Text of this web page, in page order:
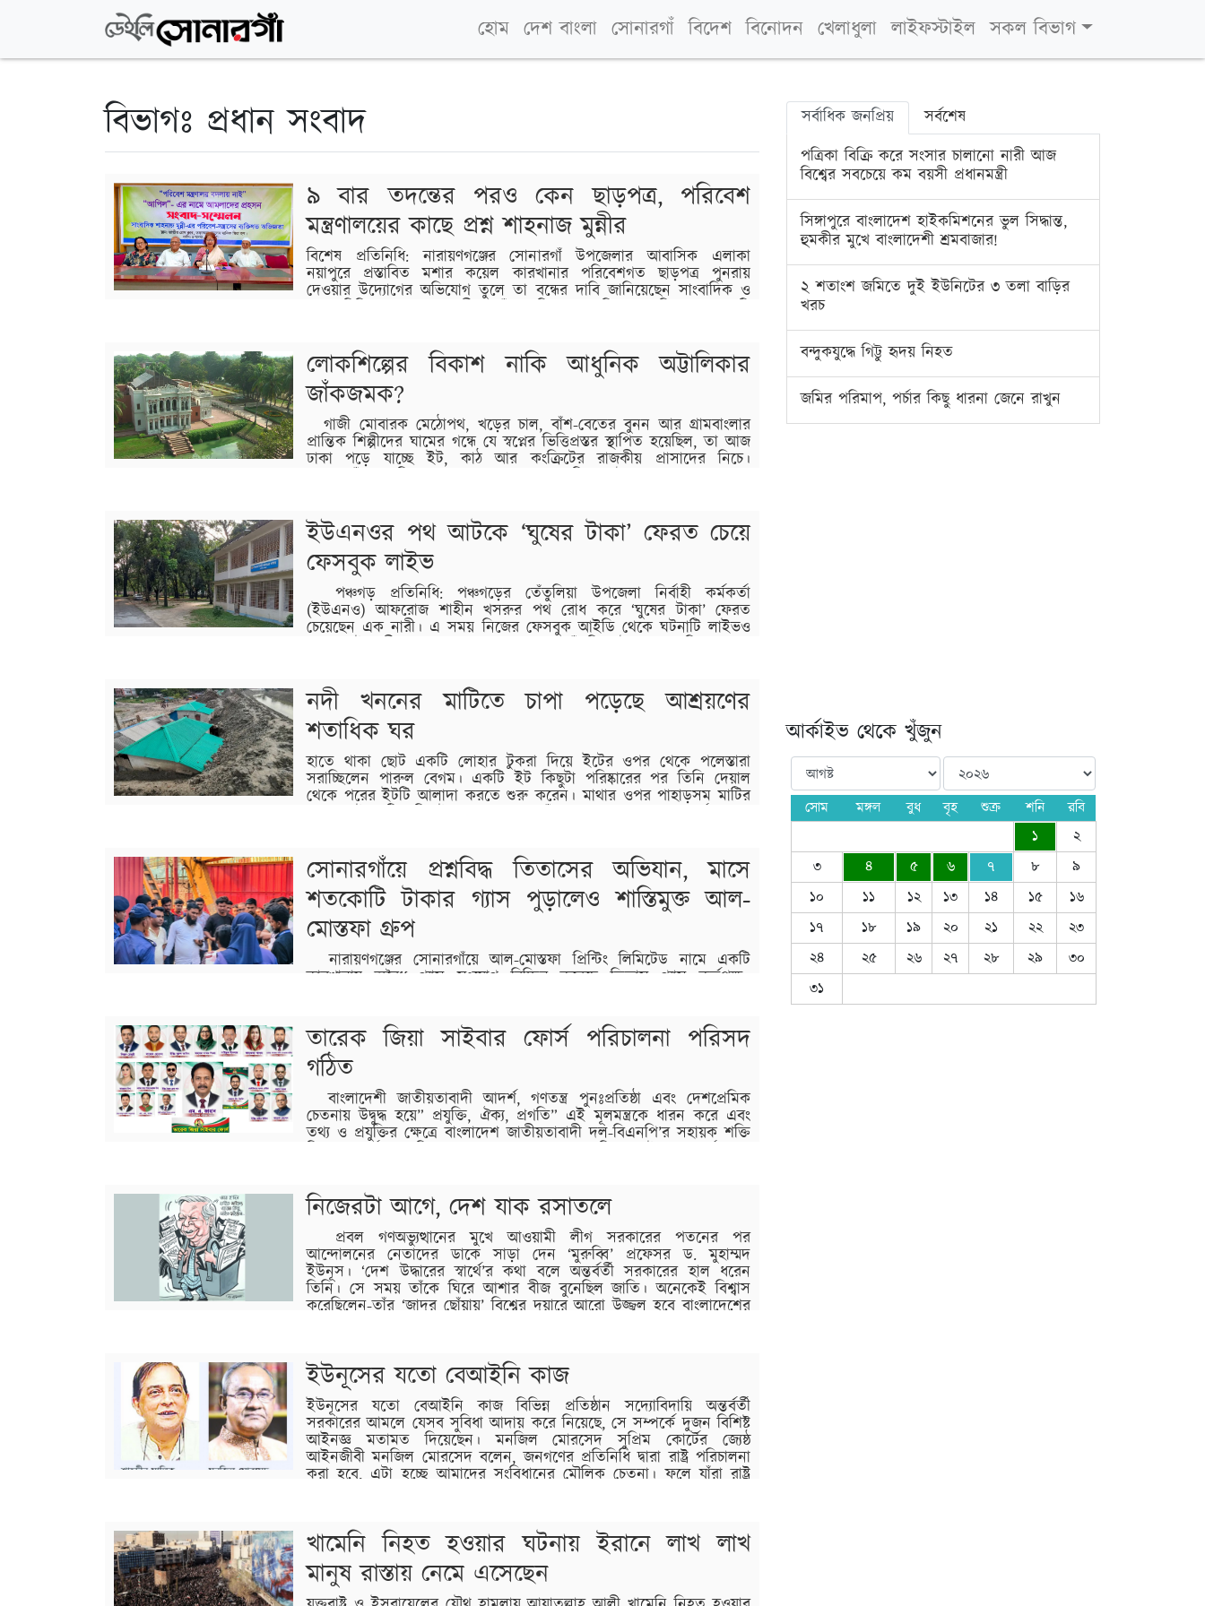
হোম দেশ বাংলা সোনারগাঁ বিদেশ বিনোদন খেলাধুলা লাইফস্টাইল সকল বিভাগ
বিভাগঃ প্রধান সংবাদ
৯ বার তদন্তের পরও কেন ছাড়পত্র, পরিবেশ
মন্ত্রণালয়ের কাছে প্রশ্ন শাহনাজ মুন্নীর
বিশেষ প্রতিনিধি: নারায়ণগঞ্জের সোনারগাঁ উপজেলার আবাসিক এলাকা
নয়াপুরে প্রস্তাবিত মশার কয়েল কারখানার পরিবেশগত ছাড়পত্র পুনরায়
দেওয়ার উদ্যোগের অভিযোগ তুলে তা বন্ধের দাবি জানিয়েছেন সাংবাদিক ও
বিস্তারিত
লোকশিল্পের বিকাশ নাকি আধুনিক অট্টালিকার
জাঁকজমক?
গাজী মোবারক মেঠোপথ, খড়ের চাল, বাঁশ-বেতের বুনন আর গ্রামবাংলার
প্রান্তিক শিল্পীদের ঘামের গন্ধে যে স্বপ্নের ভিত্তিপ্রস্তর স্থাপিত হয়েছিল, তা আজ
ঢাকা পড়ে যাচ্ছে ইট, কাঠ আর কংক্রিটের রাজকীয় প্রাসাদের নিচে।
বিস্তারিত
ইউএনওর পথ আটকে ‘ঘুষের টাকা’ ফেরত চেয়ে
ফেসবুক লাইভ
পঞ্চগড় প্রতিনিধি: পঞ্চগড়ের তেঁতুলিয়া উপজেলা নির্বাহী কর্মকর্তা
(ইউএনও) আফরোজ শাহীন খসরুর পথ রোধ করে ‘ঘুষের টাকা’ ফেরত
চেয়েছেন এক নারী। এ সময় নিজের ফেসবুক আইডি থেকে ঘটনাটি লাইভও
বিস্তারিত
নদী খননের মাটিতে চাপা পড়েছে আশ্রয়ণের
শতাধিক ঘর
হাতে থাকা ছোট একটি লোহার টুকরা দিয়ে ইটের ওপর থেকে পলেস্তারা
সরাচ্ছিলেন পারুল বেগম। একটি ইট কিছুটা পরিষ্কারের পর তিনি দেয়াল
থেকে পরের ইটটি আলাদা করতে শুরু করেন। মাথার ওপর পাহাড়সম মাটির
বিস্তারিত
সোনারগাঁয়ে প্রশ্নবিদ্ধ তিতাসের অভিযান, মাসে
শতকোটি টাকার গ্যাস পুড়ালেও শাস্তিমুক্ত আল-
মোস্তফা গ্রুপ
নারায়ণগঞ্জের সোনারগাঁয়ে আল-মোস্তফা প্রিন্টিং লিমিটেড নামে একটি
কারখানায় অবৈধ গ্যাস সংযোগ বিচ্ছিন্ন করেছে তিতাস গ্যাস কর্তৃপক্ষ।
তাঁদের ছেড়ে দেওয়ায় প্রশ্নবিদ্ধ এ অভিযানে গণমাধ্যম কর্মী ও স্থানীয়দের…
বিস্তারিত
তারেক জিয়া সাইবার ফোর্স পরিচালনা পরিসদ
গঠিত
বাংলাদেশী জাতীয়তাবাদী আদর্শ, গণতন্ত্র পুনঃপ্রতিষ্ঠা এবং দেশপ্রেমিক
চেতনায় উদ্বুদ্ধ হয়ে” প্রযুক্তি, ঐক্য, প্রগতি” এই মূলমন্ত্রকে ধারন করে এবং
তথ্য ও প্রযুক্তির ক্ষেত্রে বাংলাদেশ জাতীয়তাবাদী দল-বিএনপি’র সহায়ক শক্তি
বিস্তারিত নিজেরটা আগে, দেশ যাক রসাতলে
প্রবল গণঅভ্যুত্থানের মুখে আওয়ামী লীগ সরকারের পতনের পর
আন্দোলনের নেতাদের ডাকে সাড়া দেন ‘মুরুব্বি’ প্রফেসর ড. মুহাম্মদ
ইউনূস। ‘দেশ উদ্ধারের স্বার্থে’র কথা বলে অন্তর্বর্তী সরকারের হাল ধরেন
তিনি। সে সময় তাঁকে ঘিরে আশার বীজ বুনেছিল জাতি। অনেকেই বিশ্বাস
করেছিলেন-তাঁর ‘জাদুর ছোঁয়ায়’ বিশ্বের দুয়ারে আরো উজ্জ্বল হবে বাংলাদেশের
বিস্তারিত ইউনূসের যতো বেআইনি কাজ
ইউনূসের যতো বেআইনি কাজ বিভিন্ন প্রতিষ্ঠান সদ্যোবিদায়ি অন্তর্বর্তী
সরকারের আমলে যেসব সুবিধা আদায় করে নিয়েছে, সে সম্পর্কে দুজন বিশিষ্ট
আইনজ্ঞ মতামত দিয়েছেন। মনজিল মোরসেদ সুপ্রিম কোর্টের জ্যেষ্ঠ
আইনজীবী মনজিল মোরসেদ বলেন, জনগণের প্রতিনিধি দ্বারা রাষ্ট্র পরিচালনা
করা হবে, এটা হচ্ছে আমাদের সংবিধানের মৌলিক চেতনা। ফলে যাঁরা রাষ্ট্র
বিস্তারিত
খামেনি নিহত হওয়ার ঘটনায় ইরানে লাখ লাখ
মানুষ রাস্তায় নেমে এসেছেন
সর্বাধিক জনপ্রিয়
সর্বশেষ
পত্রিকা বিক্রি করে সংসার চালানো নারী আজ
বিশ্বের সবচেয়ে কম বয়সী প্রধানমন্ত্রী
সিঙ্গাপুরে বাংলাদেশ হাইকমিশনের ভুল সিদ্ধান্ত,
হুমকীর মুখে বাংলাদেশী শ্রমবাজার!
২ শতাংশ জমিতে দুই ইউনিটের ৩ তলা বাড়ির
খরচ
বন্দুকযুদ্ধে গিট্টু হৃদয় নিহত
জমির পরিমাপ, পর্চার কিছু ধারনা জেনে রাখুন
আর্কাইভ থেকে খুঁজুন
সোম মঙ্গল বুধ বৃহ শুক্র শনি
রবি
১
২
৩
৪ ৫ ৬ ৭ ৮
৯
১০
১১ ১২ ১৩ ১৪ ১৫
১৬
১৭
১৮ ১৯ ২০ ২১ ২২
২৩
২৪
২৫ ২৬ ২৭ ২৮ ২৯
৩০
৩১